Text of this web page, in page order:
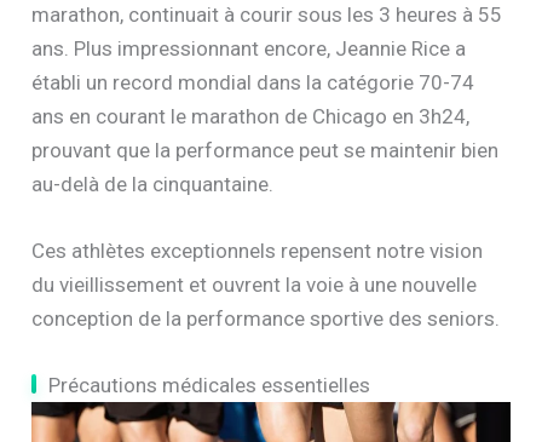
marathon, continuait à courir sous les 3 heures à 55
ans. Plus impressionnant encore, Jeannie Rice a
établi un record mondial dans la catégorie 70-74
ans en courant le marathon de Chicago en 3h24,
prouvant que la performance peut se maintenir bien
au-delà de la cinquantaine.
Ces athlètes exceptionnels repensent notre vision
du vieillissement et ouvrent la voie à une nouvelle
conception de la performance sportive des seniors.
Précautions médicales essentielles